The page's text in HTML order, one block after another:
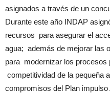
asignados a través de un
Durante este año INDAP
recursos para asegurar el
agua; además de mejorar las
para modernizar los
competitividad de la pequeña
compromisos del Plan impulso